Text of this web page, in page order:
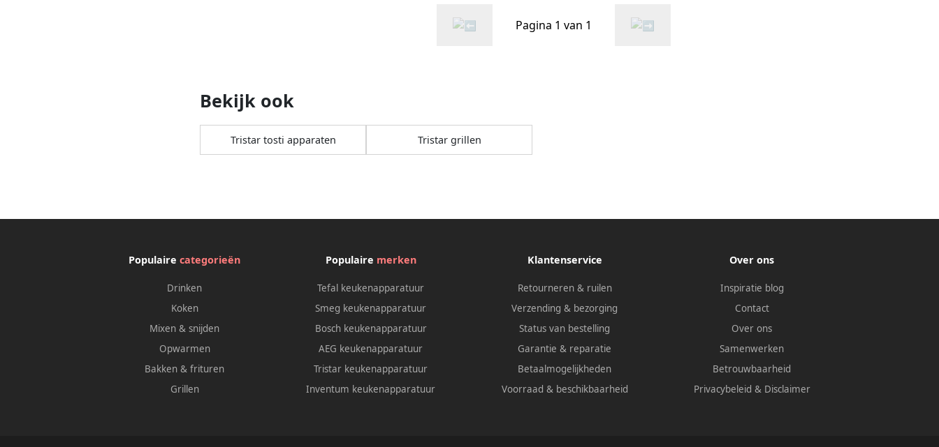
Pagina 1 van 1
Bekijk ook
Tristar tosti apparaten Tristar grillen
Populairecategorieën
Drinken
Koken
Mixen & snijden
Opwarmen
Bakken & frituren
Grillen
Populaire merken
Tefal keukenapparatuur
Smeg keukenapparatuur
Bosch keukenapparatuur
AEG keukenapparatuur
Tristar keukenapparatuur
Inventum keukenapparatuur
Klantenservice
Retourneren & ruilen
Verzending & bezorging
Status van bestelling
Garantie & reparatie
Betaalmogelijkheden
Voorraad & beschikbaarheid
Over ons
Inspiratie blog
Contact
Over ons
Samenwerken
Betrouwbaarheid
Privacybeleid & Disclaimer